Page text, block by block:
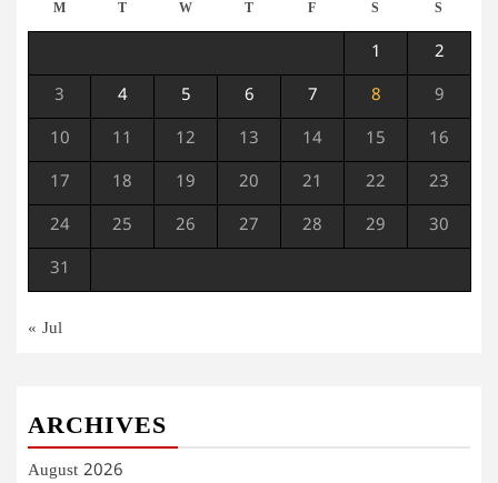
M T W T F S S
1 2
3 4 5 6 7 8 9
10 11 12 13 14 15 16
17 18 19 20 21 22 23
24 25 26 27 28 29 30
31
« Jul
ARCHIVES
August 2026